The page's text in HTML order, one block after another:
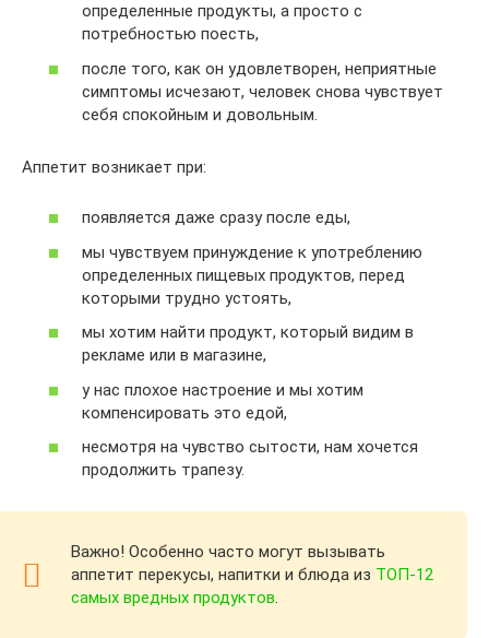
определенные продукты, а просто с
потребностью поесть,
после того, как он удовлетворен, неприятные
симптомы исчезают, человек снова чувствует
себя спокойным и довольным.
Аппетит возникает при:
появляется даже сразу после еды,
мы чувствуем принуждение к употреблению
определенных пищевых продуктов, перед
которыми трудно устоять,
мы хотим найти продукт, который видим в
рекламе или в магазине,
у нас плохое настроение и мы хотим
компенсировать это едой,
несмотря на чувство сытости, нам хочется
продолжить трапезу.
Важно! Особенно часто могут вызывать
аппетит перекусы, напитки и блюда из ТОП-12
самых вредных продуктов.